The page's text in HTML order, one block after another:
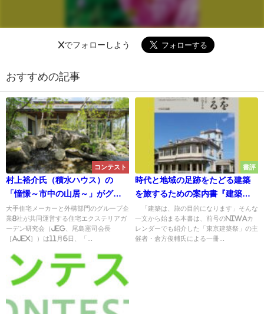
Xでフォローしよう
おすすめの記事
コンテスト
村上裕介氏（積水ハウス）の
「憧憬～市中の山居～」がグラ
ンプリに輝く／第10回JEGデザ
インコンテスト2023
大手住宅メーカーと外構部門のグループ企
業8社が共同運営する住宅エクステリアガ
ーデン研究会（JEG、尾島憲司会長
［AJEX］）は11月6日、「...
書評
時代と地域の足跡をたどる建築
を旅するための案内書『建築を
旅する』歴史と地域を楽しむ
「建築ツーリズム」のすすめ
「建築は、旅の目的になります」そんな
一文から始まる本書は、前号のNIWAカ
レンダーでも紹介した「東京建築祭」の主
催者・倉方俊輔氏による一冊...